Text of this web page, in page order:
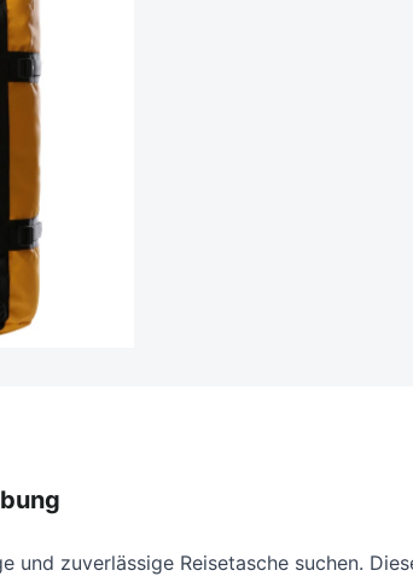
zuverlässige Reisetasche suchen.